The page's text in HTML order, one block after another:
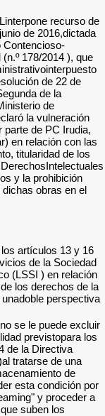
PRIMERO. La
casación contra la
por la Sección
Administrativo dela
desestimó el
por dicha entidad
enero de2014,
Comisión de
Educación, Cultura
delderecho de
S.L, a través
obras identificadas
socios de la
y ordenó la
devolver a ofrecer,
1º El primero
dela Ley 34/2002,
de información y
con la
propiedad
a)
por un
del régimende
intermediarios de
200/31/CE y art.
empresa dedicada
datossubidos por
el hecho de
la catalogación de